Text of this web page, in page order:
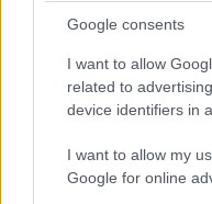
Google consents
I want to allow
related to
device identifiers in
I want to allow my
Google for online